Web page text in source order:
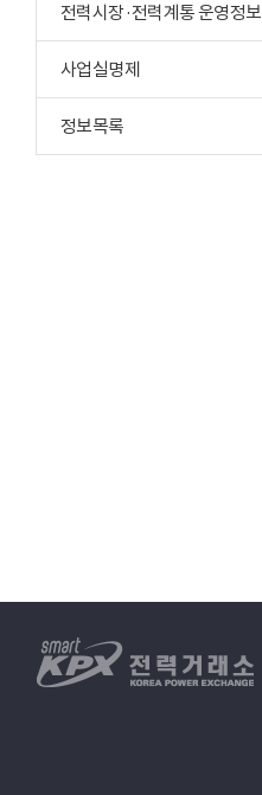
전력시장·전력계통 운영정보
사업실명제
정보목록